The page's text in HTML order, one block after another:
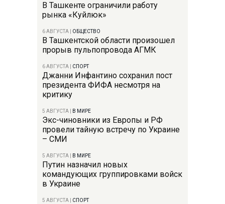
В Ташкенте ограничили работу
рынка «Куйлюк»
6 АВГУСТА ОБЩЕСТВО
В Ташкентской области произошел
прорыв пульпопровода АГМК
6 АВГУСТА СПОРТ
Джанни Инфантино сохранил пост
президента ФИФА несмотря на
критику
5 АВГУСТА В МИРЕ
Экс-чиновники из Европы и РФ
провели тайную встречу по Украине
– СМИ
5 АВГУСТА В МИРЕ
Путин назначил новых
командующих группировками войск
в Украине
5 АВГУСТА СПОРТ